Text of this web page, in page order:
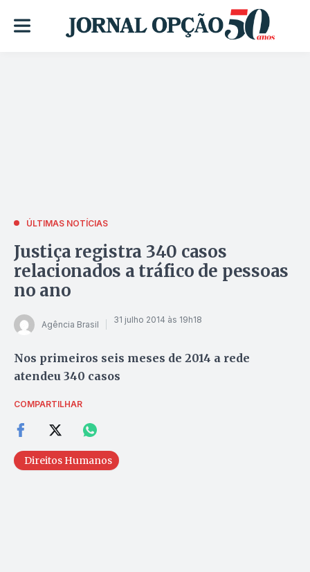
ÚLTIMAS NOTÍCIAS
Justiça registra 340 casos
relacionados a tráfico de pessoas
no ano
Agência Brasil 31 julho 2014 às 19h18
Nos primeiros seis meses de 2014 a rede
atendeu 340 casos
COMPARTILHAR
Direitos Humanos